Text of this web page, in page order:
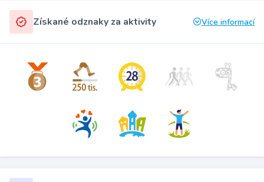
Získané odznaky za aktivity Více informací